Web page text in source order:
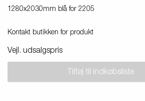
Produktguide - Båd
Produktguide - Vandsport
Produktguide - Entreprenør
Reservedele
1280x2030mm blå for 2205
Kontakt butikken for produkt
Vejl. udsalgspris
Tilføj til indkøbsliste